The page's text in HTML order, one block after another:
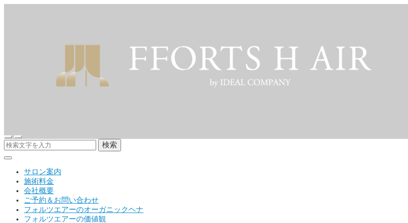
検索
サロン案内
施術料金
会社概要
ご予約＆お問い合わせ
フォルツエアーのオーガニックヘナ
フォルツエアーの価値観